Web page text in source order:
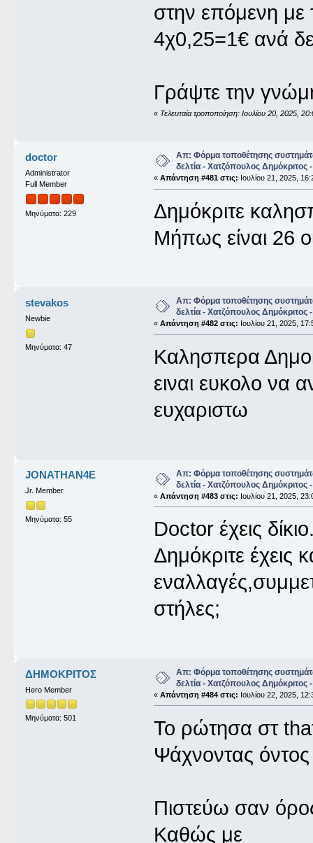
στην επόμενη με
4χ0,25=1€ ανά
Γράψτε την
« Τελευταία τροποποίηση: Ιουλίου 20,
doctor
Administrator
Full Member
Μηνύματα: 229
Απ: Φόρμα τοποθέτησης
δελτία - Χατζόπουλος Δημόκριτος -
« Απάντηση #481 στις: Ιουλίου 21, 2025,
Δημόκριτε
Μήπως είναι 26
stevakos
Newbie
Μηνύματα: 47
Απ: Φόρμα τοποθέτησης
δελτία - Χατζόπουλος Δημόκριτος -
« Απάντηση #482 στις: Ιουλίου 21, 2025,
Καλησπερα
ειναι ευκολο να
ευχαριστω
JONATHAN4E
Jr. Member
Μηνύματα: 55
Απ: Φόρμα τοποθέτησης
δελτία - Χατζόπουλος Δημόκριτος -
« Απάντηση #483 στις: Ιουλίου 21, 2025,
Doctor έχεις
Δημόκριτε έχεις
στήλες;
ΔΗΜΟΚΡΙΤΟΣ
Hero Member
Μηνύματα: 501
Απ: Φόρμα τοποθέτησης
δελτία - Χατζόπουλος Δημόκριτος -
« Απάντηση #484 στις: Ιουλίου 22, 2025,
Το ρώτησα στ
Ψάχνοντας
Πιστεύω σαν
Καθώς με